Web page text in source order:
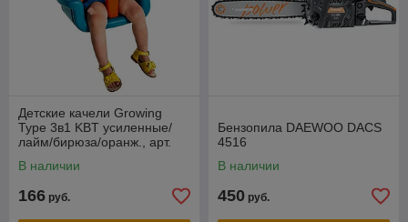
Детские качели Growing
Type 3в1 KBT усиленные/
лайм/бирюза/оранж., арт.
В наличии
166 руб.
Бензопила DAEWOO DACS
4516
В наличии
450 руб.